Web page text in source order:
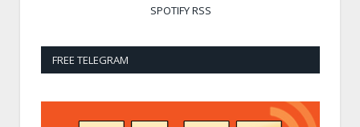
SPOTIFYRSS
FREE TELEGRAM